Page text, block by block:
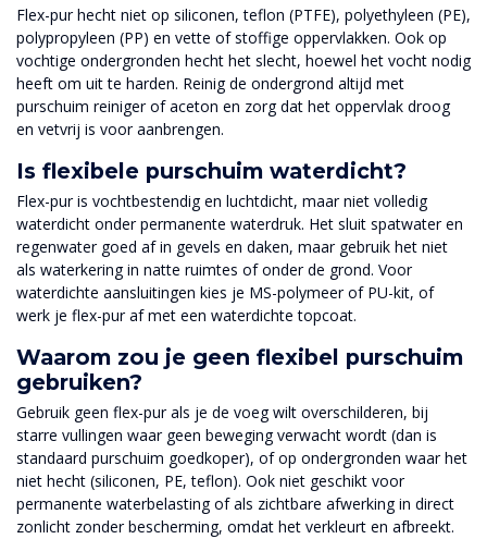
Flex-pur hecht niet op siliconen, teflon (PTFE), polyethyleen (PE),
polypropyleen (PP) en vette of stoffige oppervlakken. Ook op
vochtige ondergronden hecht het slecht, hoewel het vocht nodig
heeft om uit te harden. Reinig de ondergrond altijd met
purschuim reiniger of aceton en zorg dat het oppervlak droog
en vetvrij is voor aanbrengen.
Is flexibele purschuim waterdicht?
Flex-pur is vochtbestendig en luchtdicht, maar niet volledig
waterdicht onder permanente waterdruk. Het sluit spatwater en
regenwater goed af in gevels en daken, maar gebruik het niet
als waterkering in natte ruimtes of onder de grond. Voor
waterdichte aansluitingen kies je MS-polymeer of PU-kit, of
werk je flex-pur af met een waterdichte topcoat.
Waarom zou je geen flexibel purschuim
gebruiken?
Gebruik geen flex-pur als je de voeg wilt overschilderen, bij
starre vullingen waar geen beweging verwacht wordt (dan is
standaard purschuim goedkoper), of op ondergronden waar het
niet hecht (siliconen, PE, teflon). Ook niet geschikt voor
permanente waterbelasting of als zichtbare afwerking in direct
zonlicht zonder bescherming, omdat het verkleurt en afbreekt.